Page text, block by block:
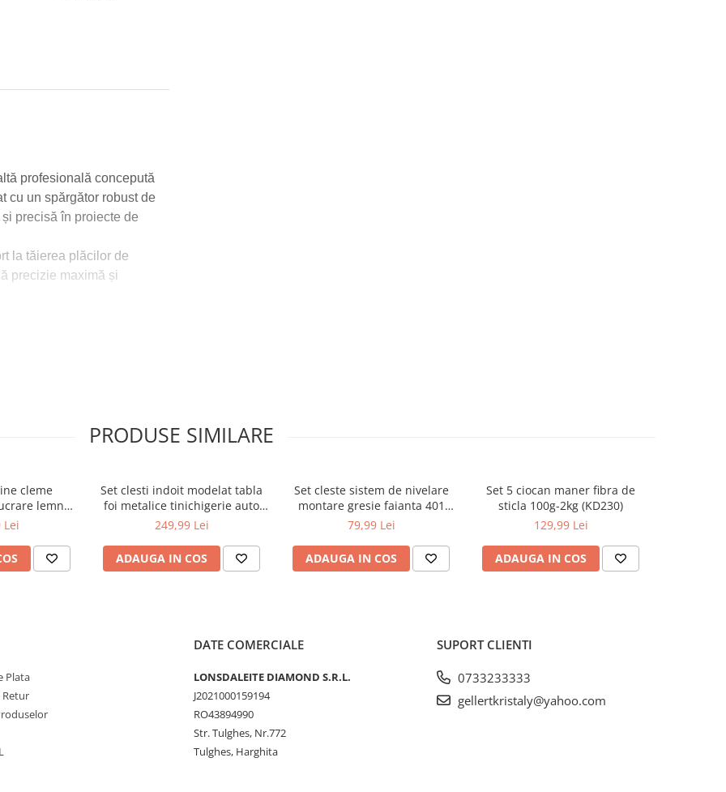
profesională concepută
cu un spărgător robust de
precisă în proiecte de
la tăierea plăcilor de
precizie maximă și
convenabilă, care îl
ușoară a plăcilor
ușoară
PRODUSE SIMILARE
cleme
lemn
(PM-SSR-
Lei
Set clesti indoit modelat tabla
foi metalice tinichigerie auto
acoperis 275mm (KD10453)
249,99 Lei
ADAUGA IN COS
Set cleste sistem de nivelare
montare gresie faianta 401
piese(TA4113)
79,99 Lei
ADAUGA IN COS
Set 5 ciocan maner fibra de
sticla 100g-2kg (KD230)
129,99 Lei
ADAUGA IN COS
Plata
Retur
DATE COMERCIALE
LONSDALEITE DIAMOND S.R.L.
J2021000159194
RO43894990
Str. Tulghes, Nr.772
Tulghes, Harghita
SUPORT CLIENTI
0733233333
gellertkristaly@yahoo.com